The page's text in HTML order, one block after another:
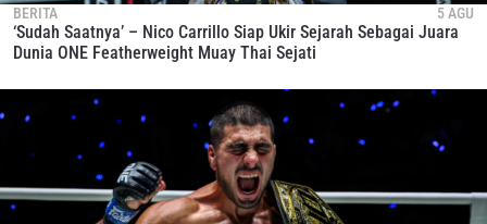
BERITA 5 AGU
‘Sudah Saatnya’ – Nico Carrillo Siap Ukir Sejarah Sebagai Juara
Dunia ONE Featherweight Muay Thai Sejati